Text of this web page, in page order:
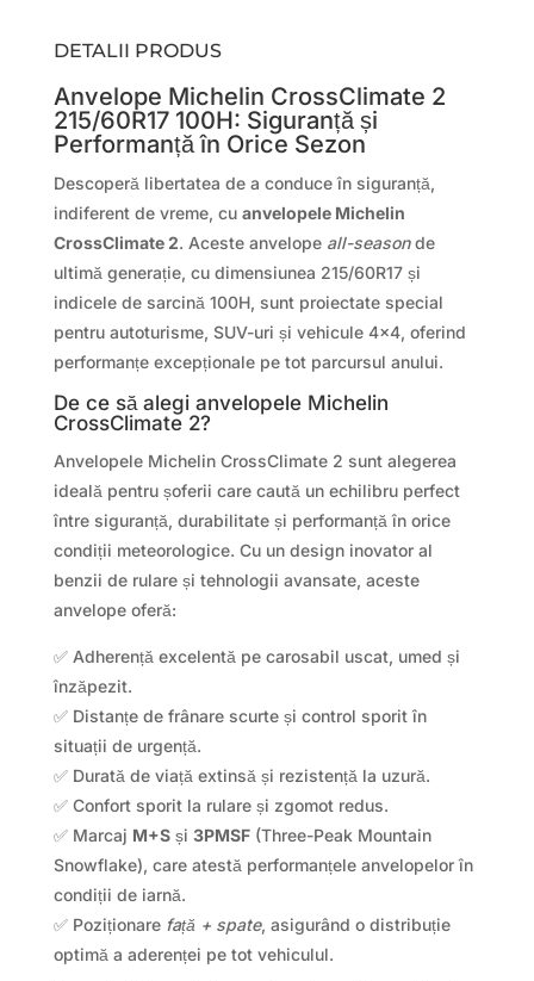
DETALII PRODUS
Anvelope Michelin CrossClimate 2
215/60R17 100H: Siguranță și
Performanță în Orice Sezon
Descoperă libertatea de a conduce în siguranță,
indiferent de vreme, cu anvelopele Michelin
CrossClimate 2. Aceste anvelope all-seasonde
ultimă generație, cu dimensiunea 215/60R17 și
indicele de sarcină 100H, sunt proiectate special
pentru autoturisme, SUV-uri și vehicule 4×4, oferind
performanțe excepționale pe tot parcursul anului.
De ce să alegi anvelopele Michelin
CrossClimate 2?
Anvelopele Michelin CrossClimate 2 sunt alegerea
ideală pentru șoferii care caută un echilibru perfect
între siguranță, durabilitate și performanță în orice
condiții meteorologice. Cu un design inovator al
benzii de rulare și tehnologii avansate, aceste
anvelope oferă:
✅ Adherență excelentă pe carosabil uscat, umed și
înzăpezit.
✅ Distanțe de frânare scurte și control sporit în
situații de urgență.
✅ Durată de viață extinsă și rezistență la uzură.
✅ Confort sporit la rulare și zgomot redus.
✅ Marcaj M+Sși 3PMSF(Three-Peak Mountain
Snowflake), care atestă performanțele anvelopelor în
condiții de iarnă.
✅ Poziționare față + spate, asigurând o distribuție
optimă a aderenței pe tot vehiculul.